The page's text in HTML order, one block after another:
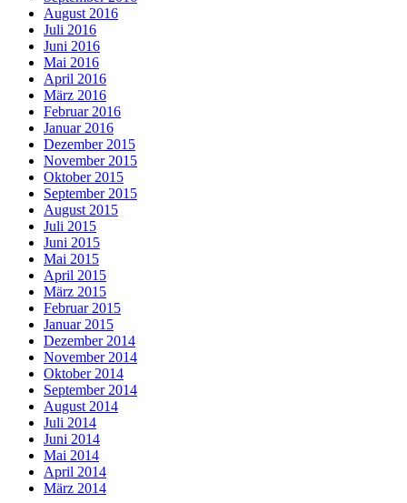
August 2016
Juli 2016
Juni 2016
Mai 2016
April 2016
März 2016
Februar 2016
Januar 2016
Dezember 2015
November 2015
Oktober 2015
September 2015
August 2015
Juli 2015
Juni 2015
Mai 2015
April 2015
März 2015
Februar 2015
Januar 2015
Dezember 2014
November 2014
Oktober 2014
September 2014
August 2014
Juli 2014
Juni 2014
Mai 2014
April 2014
März 2014